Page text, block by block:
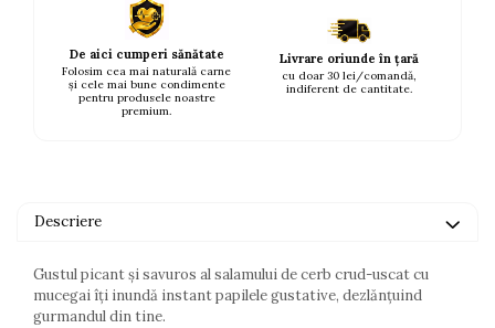
De aici cumperi sănătate
Folosim cea mai naturală carne
și cele mai bune condimente
pentru produsele noastre
premium.
Livrare oriunde în țară
cu doar 30 lei/comandă,
indiferent de cantitate.
Descriere
Gustul picant și savuros al salamului de cerb crud-uscat cu
mucegai îți inundă instant papilele gustative, dezlănțuind
gurmandul din tine.